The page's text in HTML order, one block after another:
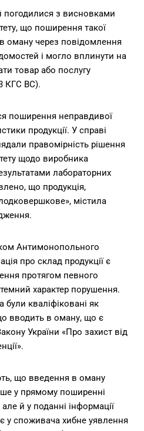
погодилися з висновками
що поширення такої
оману через повідомлення
і могло вплинути на
товар або послугу
КГС ВС).
поширення неправдивої
продукції. У справі
правомірність рішення
щодо виробника
лабораторних
що продукція,
містила
Антимонопольного
про склад продукції є
протягом певного
характер порушення.
були кваліфіковані як
вводить в оману, що є
України «Про захист від
що введення в оману
у прямому поширенні
й у поданні інформації
споживача хибне уявлення